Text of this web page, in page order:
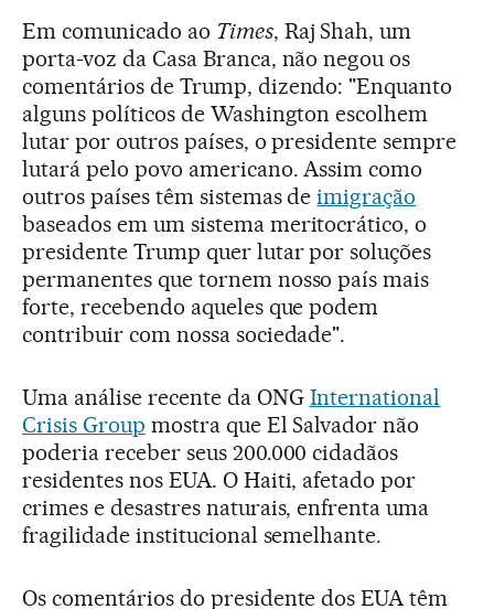
Em comunicado ao Times, Raj Shah, um
porta-voz da Casa Branca, não negou os
comentários de Trump, dizendo: "Enquanto
alguns políticos de Washington escolhem
lutar por outros países, o presidente sempre
lutará pelo povo americano. Assim como
outros países têm sistemas deimigração
baseados em um sistema meritocrático, o
presidente Trump quer lutar por soluções
permanentes que tornem nosso país mais
forte, recebendo aqueles que podem
contribuir com nossa sociedade".
Uma análise recente da ONG International
Crisis Group mostra que El Salvador não
poderia receber seus 200.000 cidadãos
residentes nos EUA. O Haiti, afetado por
crimes e desastres naturais, enfrenta uma
fragilidade institucional semelhante.
Os comentários do presidente dos EUA têm